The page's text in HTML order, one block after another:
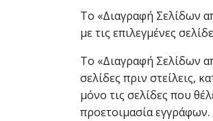
Το «Διαγραφή Σελίδων
με τις επιλεγμένες
Το «Διαγραφή Σελίδων
σελίδες πριν στείλεις,
μόνο τις σελίδες που
προετοιμασία εγγράφων.